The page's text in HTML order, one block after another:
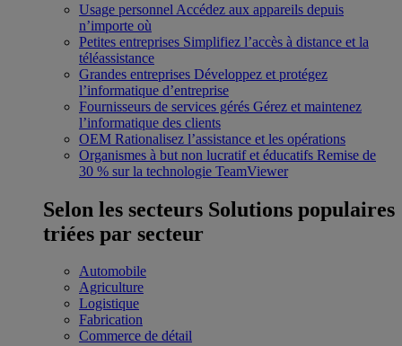
Usage personnel Accédez aux appareils depuis
n’importe où
Petites entreprises Simplifiez l’accès à distance et la
téléassistance
Grandes entreprises Développez et protégez
l’informatique d’entreprise
Fournisseurs de services gérés Gérez et maintenez
l’informatique des clients
OEM Rationalisez l’assistance et les opérations
Organismes à but non lucratif et éducatifs Remise de
30 % sur la technologie TeamViewer
Selon les secteurs Solutions populaires
triées par secteur
Automobile
Agriculture
Logistique
Fabrication
Commerce de détail